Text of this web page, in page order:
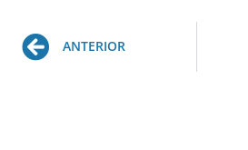
Prev
ANTERIOR